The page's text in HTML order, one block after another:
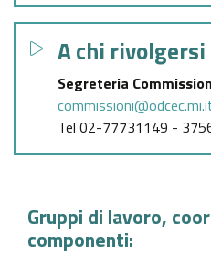
A chi rivolgersi
Segreteria
Tel 02-77731149 -
Gruppi di lavoro,
componenti:
SERVIZI EROGATI
PAGAMENTI DELL'AMMINISTRAZIONE
ALTRI CONTENUTI - CORRUZIONE
ALTRI CONTENUTI
GAZZETTA UFFICIALE
NORMATTIVA